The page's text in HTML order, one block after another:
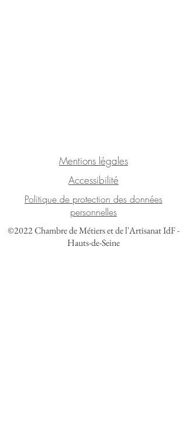
Mentions légales
Accessibilité
Politique de protection des données
personnelles
©2022 Chambre de Métiers et de l'Artisanat IdF -
Hauts-de-Seine